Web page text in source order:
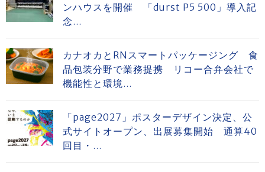
ンハウスを開催 「durst P5 500」導入記
念...
カナオカとRNスマートパッケージング 食
品包装分野で業務提携 リコー合弁会社で
機能性と環境...
「page2027」ポスターデザイン決定、公
式サイトオープン、出展募集開始 通算40
回目・...